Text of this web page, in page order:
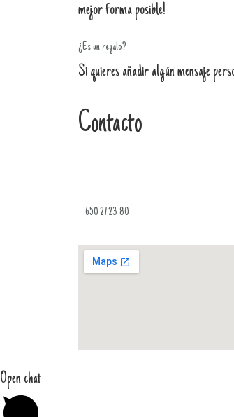
mejor forma posible!
¿Es un regalo?
Si quieres añadir algún mensaje
Contacto
650 27 23 80
Open chat